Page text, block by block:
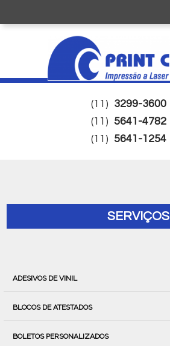
(11) 3299-3600
(11) 5641-4782
(11) 5641-1254
SERVIÇOS
ADESIVOS DE VINIL
BLOCOS DE ATESTADOS
BOLETOS PERSONALIZADOS